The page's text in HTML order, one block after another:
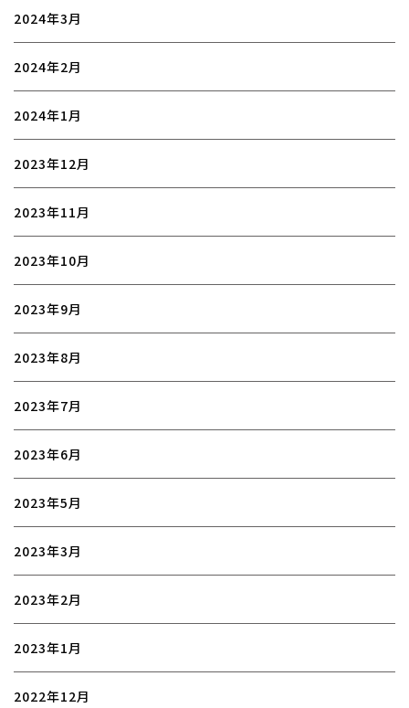
2024年3月
2024年2月
2024年1月
2023年12月
2023年11月
2023年10月
2023年9月
2023年8月
2023年7月
2023年6月
2023年5月
2023年3月
2023年2月
2023年1月
2022年12月